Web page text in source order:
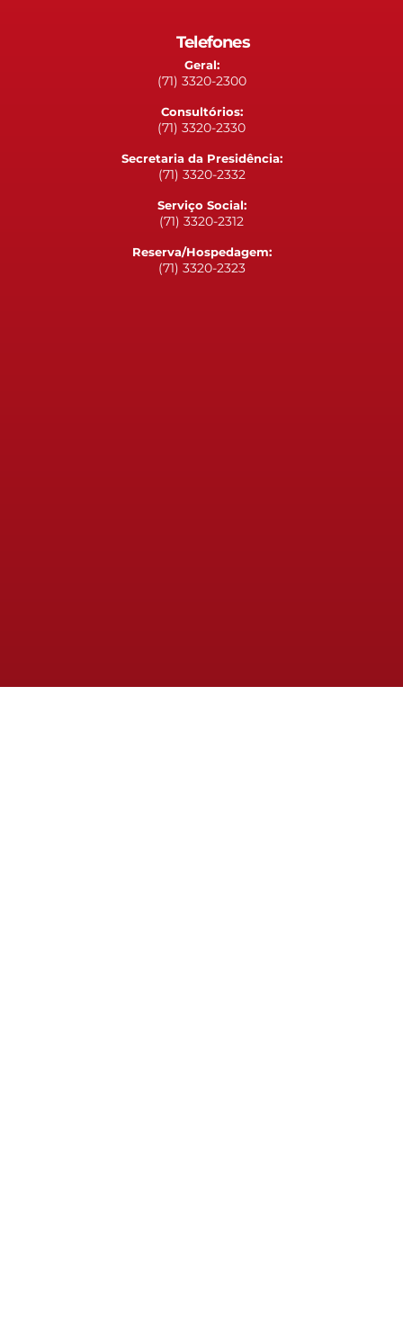
Telefones
Geral:
(71) 3320-2300
Consultórios:
(71) 3320-2330
Secretaria da Presidência:
(71) 3320-2332
Serviço Social:
(71) 3320-2312
Reserva/Hospedagem:
(71) 3320-2323